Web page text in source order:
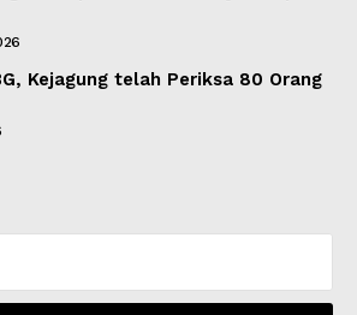
Kejagung telah Periksa 80 Orang